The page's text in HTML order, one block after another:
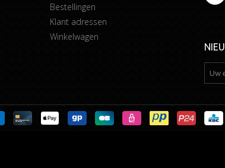
Bestellingen
Klant adressen
Winkelwagen